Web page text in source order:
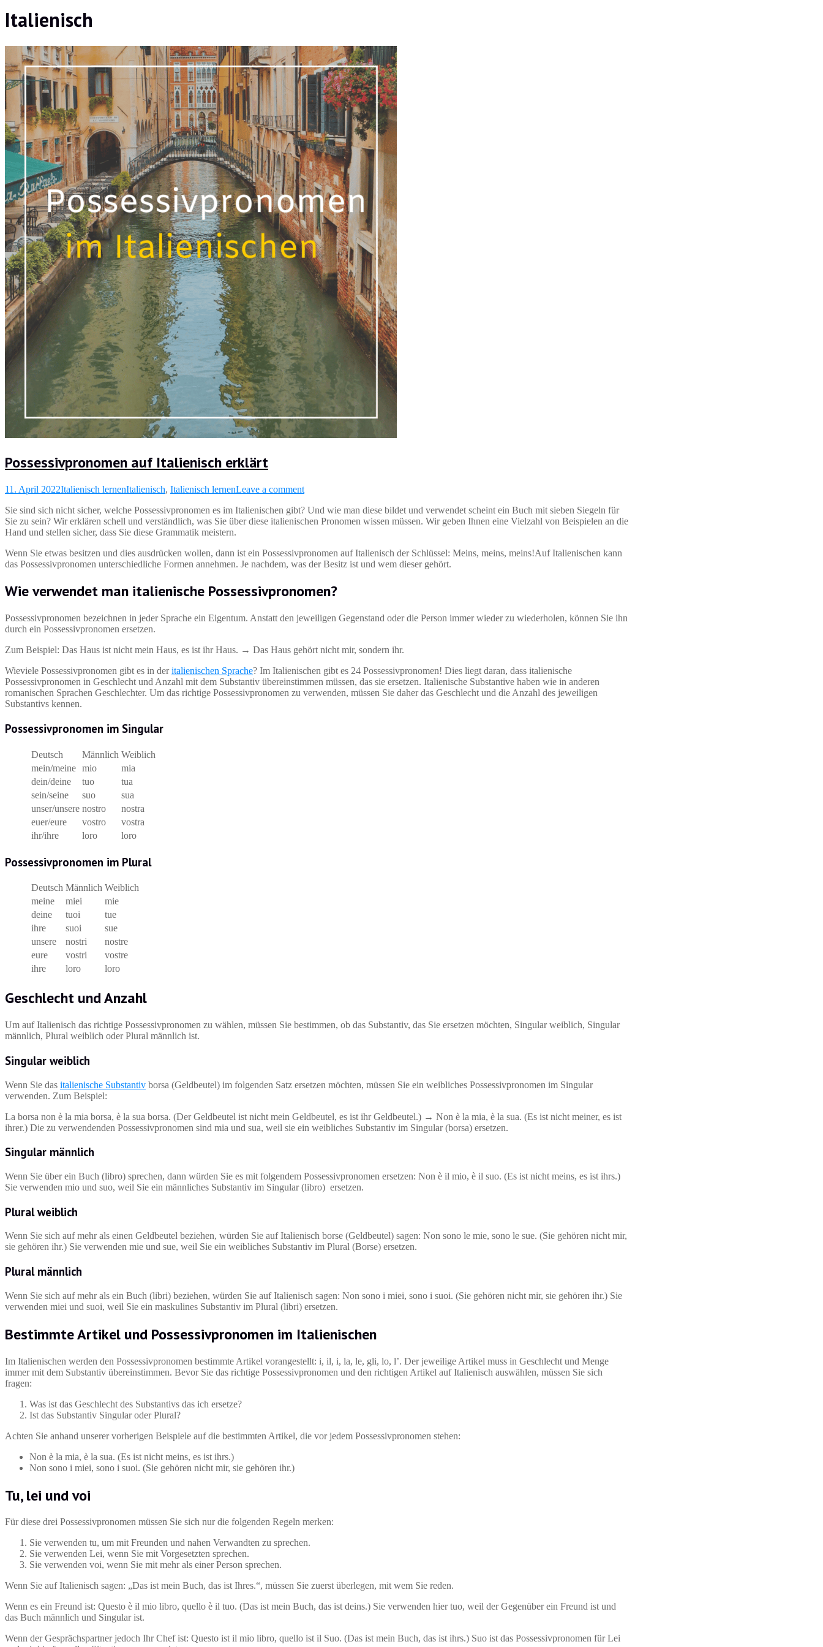
Italienisch
Possessivpronomen auf Italienisch erklärt
11. April 2022Italienisch lernenItalienisch, Italienisch lernenLeave a comment
Sie sind sich nicht sicher, welche Possessivpronomen es im Italienischen gibt? Und wie man diese bildet und verwendet scheint ein Buch mit sieben Siegeln für
Sie zu sein? Wir erklären schell und verständlich, was Sie über diese italienischen Pronomen wissen müssen. Wir geben Ihnen eine Vielzahl von Beispielen an die
Hand und stellen sicher, dass Sie diese Grammatik meistern.
Wenn Sie etwas besitzen und dies ausdrücken wollen, dann ist ein Possessivpronomen auf Italienisch der Schlüssel: Meins, meins, meins!Auf Italienischen kann
das Possessivpronomen unterschiedliche Formen annehmen. Je nachdem, was der Besitz ist und wem dieser gehört.
Wie verwendet man italienische Possessivpronomen?
Possessivpronomen bezeichnen in jeder Sprache ein Eigentum. Anstatt den jeweiligen Gegenstand oder die Person immer wieder zu wiederholen, können Sie ihn
durch ein Possessivpronomen ersetzen.
Zum Beispiel: Das Haus ist nicht mein Haus, es ist ihr Haus. → Das Haus gehört nicht mir, sondern ihr.
Wieviele Possessivpronomen gibt es in deritalienischen Sprache? Im Italienischen gibt es 24 Possessivpronomen! Dies liegt daran, dass italienische
Possessivpronomen in Geschlecht und Anzahl mit dem Substantiv übereinstimmen müssen, das sie ersetzen. Italienische Substantive haben wie in anderen
romanischen Sprachen Geschlechter. Um das richtige Possessivpronomen zu verwenden, müssen Sie daher das Geschlecht und die Anzahl des jeweiligen
Substantivs kennen.
Possessivpronomen im Singular
Deutsch Männlich Weiblich
mein/meine mio
mia
dein/deine
tuo
tua
sein/seine
suo
sua
unser/unsere nostro
nostra
euer/eure
vostro
vostra
ihr/ihre
loro loro
Possessivpronomen im Plural
Deutsch Männlich Weiblich
meine
miei
mie
deine
tuoi
tue
ihre
suoi
sue
unsere
nostri
nostre
eure
vostri
vostre
ihre
loro loro
Geschlecht und Anzahl
Um auf Italienisch das richtige Possessivpronomen zu wählen, müssen Sie bestimmen, ob das Substantiv, das Sie ersetzen möchten, Singular weiblich, Singular
männlich, Plural weiblich oder Plural männlich ist.
Singular weiblich
Wenn Sie das italienische Substantiv borsa (Geldbeutel) im folgenden Satz ersetzen möchten, müssen Sie ein weibliches Possessivpronomen im Singular
verwenden. Zum Beispiel:
La borsa non è la mia borsa, è la sua borsa. (Der Geldbeutel ist nicht mein Geldbeutel, es ist ihr Geldbeutel.) → Non è la mia, è la sua. (Es ist nicht meiner, es ist
ihrer.) Die zu verwendenden Possessivpronomen sind mia und sua, weil sie ein weibliches Substantiv im Singular (borsa) ersetzen.
Singular männlich
Wenn Sie über ein Buch (libro) sprechen, dann würden Sie es mit folgendem Possessivpronomen ersetzen: Non è il mio, è il suo. (Es ist nicht meins, es ist ihrs.)
Sie verwenden mio und suo, weil Sie ein männliches Substantiv im Singular (libro) ersetzen.
Plural weiblich
Wenn Sie sich auf mehr als einen Geldbeutel beziehen, würden Sie auf Italienisch borse (Geldbeutel) sagen: Non sono le mie, sono le sue. (Sie gehören nicht mir,
sie gehören ihr.) Sie verwenden mie und sue, weil Sie ein weibliches Substantiv im Plural (Borse) ersetzen.
Plural männlich
Wenn Sie sich auf mehr als ein Buch (libri) beziehen, würden Sie auf Italienisch sagen: Non sono i miei, sono i suoi. (Sie gehören nicht mir, sie gehören ihr.) Sie
verwenden miei und suoi, weil Sie ein maskulines Substantiv im Plural (libri) ersetzen.
Bestimmte Artikel und Possessivpronomen im Italienischen
Im Italienischen werden den Possessivpronomen bestimmte Artikel vorangestellt: i, il, i, la, le, gli, lo, l’. Der jeweilige Artikel muss in Geschlecht und Menge
immer mit dem Substantiv übereinstimmen. Bevor Sie das richtige Possessivpronomen und den richtigen Artikel auf Italienisch auswählen, müssen Sie sich
fragen:
Was ist das Geschlecht des Substantivs das ich ersetze?
Ist das Substantiv Singular oder Plural?
Achten Sie anhand unserer vorherigen Beispiele auf die bestimmten Artikel, die vor jedem Possessivpronomen stehen:
Non è la mia, è la sua. (Es ist nicht meins, es ist ihrs.)
Non sono i miei, sono i suoi. (Sie gehören nicht mir, sie gehören ihr.)
Tu, lei und voi
Für diese drei Possessivpronomen müssen Sie sich nur die folgenden Regeln merken:
Sie verwenden tu, um mit Freunden und nahen Verwandten zu sprechen.
Sie verwenden Lei, wenn Sie mit Vorgesetzten sprechen.
Sie verwenden voi, wenn Sie mit mehr als einer Person sprechen.
Wenn Sie auf Italienisch sagen: „Das ist mein Buch, das ist Ihres.“, müssen Sie zuerst überlegen, mit wem Sie reden.
Wenn es ein Freund ist: Questo è il mio libro, quello è il tuo. (Das ist mein Buch, das ist deins.) Sie verwenden hier tuo, weil der Gegenüber ein Freund ist und
das Buch männlich und Singular ist.
Wenn der Gesprächspartner jedoch Ihr Chef ist: Questo ist il mio libro, quello ist il Suo. (Das ist mein Buch, das ist ihrs.) Suo ist das Possessivpronomen für Lei